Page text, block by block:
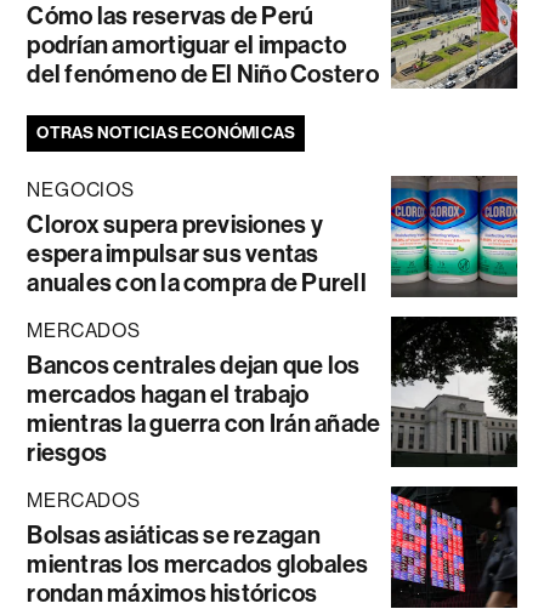
Cómo las reservas de Perú
podrían amortiguar el impacto
del fenómeno de El Niño Costero
OTRAS NOTICIAS ECONÓMICAS
NEGOCIOS
Clorox supera previsiones y
espera impulsar sus ventas
anuales con la compra de Purell
MERCADOS
Bancos centrales dejan que los
mercados hagan el trabajo
mientras la guerra con Irán añade
riesgos
MERCADOS
Bolsas asiáticas se rezagan
mientras los mercados globales
rondan máximos históricos